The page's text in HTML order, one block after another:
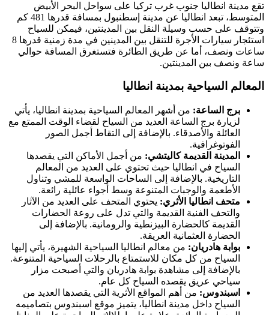
تقع مدينة انطاليا جنوب غرب تركيا على سواحل البحر الأبيض
المتوسط، تبعد انطاليا عن مدينة إسطنبول بمسافة قدرها 481 كم
وتتوقف على حسب وسيلة النقل بين المدينتين، فيمكن للسياح
استئجار سيارات الأجرة للتنقل بين المدينين في مدة زمنية قدرها 8
ساعات ونصف، أما عن طريق الطائرة فتستغرق المسافة حوالي
ساعة ونصف بين المدينتين.
المعالم السياحية بمدينة انطاليا
برج الساعة: من أشهر المعالم السياحية بمدينة انطاليا، يأتي
لزيارة برج الساعة العديد من السياح لقضاء الوقت الممتع مع
العائلة والأصدقاء. بالإضافة إلى التقاط أجمل الصور
الفوتوغرافية.
المدينة القديمة كاليتشي: من أجمل الأماكن التي يقصدها
السياح في انطاليا حيث تحتوي على العديد من المعالم
التاريخية. بالإضافة إلى الساحات الواسعة للمشي وتناول
الأطعمة والوجبات المتنوعة وسط أجواء عائلية رائعة.
متحف انطاليا الأثري: يحتوي المتحف على العديد من الآثار
والتحف الفنية القديمة والتي تدل على روعة الحضارات
القديمة كالحضارة البيزنطية والرومانية. بالإضافة إلى
الحضارة العثمانية العريقة.
بوابة هادريان: من معالم انطاليا السياحية الشهيرة، يأتي إليها
السياح من كل مكان للاستمتاع بالرحلات السياحية المتنوعة.
بالإضافة إلى مشاهدة بوابة هادريان والتي أصبحت مزار
سياحي عريق يقصده السياح كل عام.
اسبندوس: من أهم المواقع الأثرية التي يقصدها العديد من
السياح داخل مدينة انطاليا، يتميز موقع اسبندوس بتصاميمه